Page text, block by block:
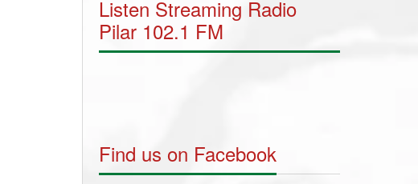
Listen Streaming Radio
Pilar 102.1 FM
Find us on Facebook